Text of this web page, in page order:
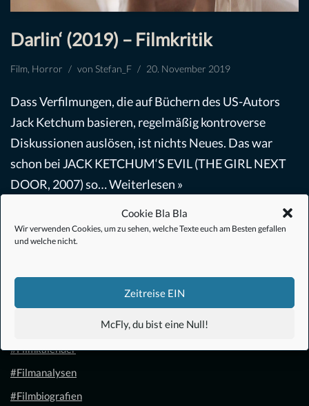
Cookie Bla Bla
Wir verwenden Cookies, um zu sehen, welche Texte euch am Besten gefallen
und welche nicht.
Zeitreise EIN
McFly, du bist eine Null!
Darlin‘ (2019) – Filmkritik
Film Horror von Stefan_F 20. November 2019
Dass Verfilmungen, die auf Büchern des US-Autors
Jack Ketchum basieren, regelmäßig kontroverse
Diskussionen auslösen, ist nichts Neues. Das war
schon bei JACK KETCHUM‘S EVIL (THE GIRL NEXT
DOOR, 2007) so…Weiterlesen »
#Filmkalender
#Filmanalysen
#Filmbiografien